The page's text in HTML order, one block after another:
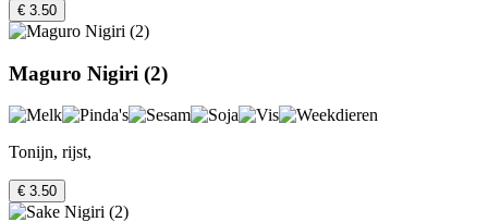
€ 3.50
Maguro Nigiri (2)
Tonijn, rijst,
€ 3.50